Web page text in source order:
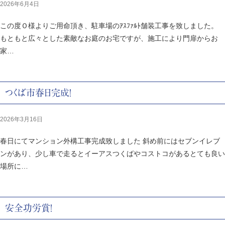
2026年6月4日
この度Ｏ様よりご用命頂き、駐車場のｱｽﾌｧﾙﾄ舗装工事を致しました。
もともと広々とした素敵なお庭のお宅ですが、施工により門扉からお
家…
つくば市春日完成！
2026年3月16日
春日にてマンション外構工事完成致しました 斜め前にはセブンイレブ
ンがあり、少し車で走るとイーアスつくばやコストコがあるとても良い
場所に…
安全功労賞！